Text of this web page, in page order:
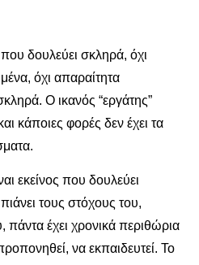
που δουλεύει σκληρά, όχι
όχι απαραίτητα
Ο ικανός “εργάτης”
κάποιες φορές δεν έχει τα
εκείνος που δουλεύει
τους στόχους του,
πάντα έχει χρονικά περιθώρια
να εκπαιδευτεί. Το